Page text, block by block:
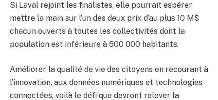
Si Laval rejoint les finalistes, elle pourrait espérer
mettre la main sur l’un des deux prix d’au plus 10 M$
chacun ouverts à toutes les collectivités dont la
population est inférieure à 500 000 habitants.
Améliorer la qualité de vie des citoyens en recourant à
l’innovation, aux données numériques et technologies
connectées, voilà le défi que devront relever la